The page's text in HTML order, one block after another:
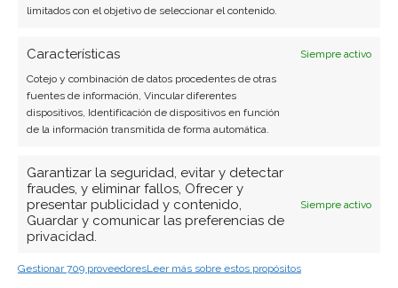
limitados con el objetivo de seleccionar el contenido.
Características
Siempre activo
Cotejo y combinación de datos procedentes de otras
fuentes de información, Vincular diferentes
dispositivos, Identificación de dispositivos en función
de la información transmitida de forma automática.
Garantizar la seguridad, evitar y detectar
fraudes, y eliminar fallos, Ofrecer y
presentar publicidad y contenido,
Guardar y comunicar las preferencias de
privacidad.
Siempre activo
Gestionar 709 proveedoresLeer más sobre estos propósitos
BUSCAR